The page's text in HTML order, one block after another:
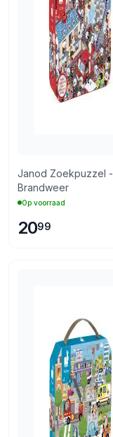
Janod Zoekpuzzel -
Brandweer
Op voorraad
2099